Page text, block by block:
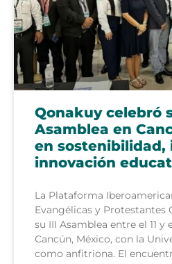
Qonakuy celebró
Asamblea en
en sostenibilidad,
innovación
La Plataforma
Evangélicas y Protestantes
su III Asamblea entre el 11 y
Cancún, México, con la
como anfitriona. El